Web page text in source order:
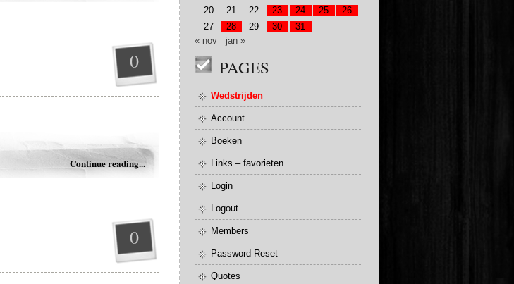
0
Continue reading...
0
20
21 22 23 24 25
26
27
28 29 30
31
« nov
jan »
PAGES
Wedstrijden
Account
Boeken
Links – favorieten
Login
Logout
Members
Password Reset
Quotes